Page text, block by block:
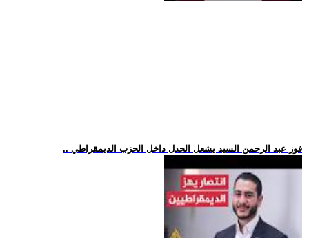
.. فوز عبد الرحمن السيد يشعل الجدل داخل الحزب الديمقراطي